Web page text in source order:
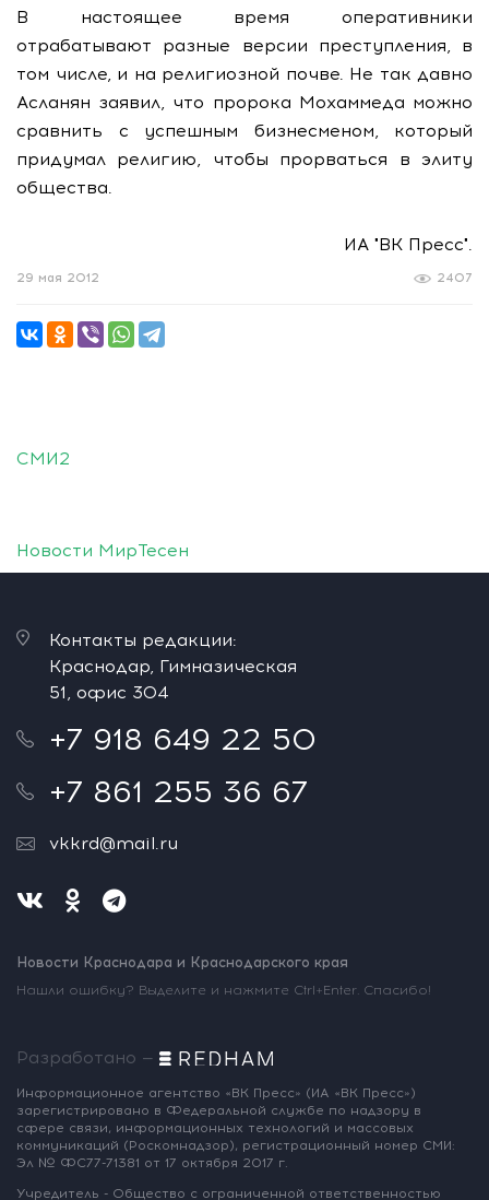
В настоящее время оперативники
отрабатывают разные версии преступления, в
том числе, и на религиозной почве. Не так давно
Асланян заявил, что пророка Мохаммеда можно
сравнить с успешным бизнесменом, который
придумал религию, чтобы прорваться в элиту
общества.
ИА "ВК Пресс".
2407
29 мая 2012
СМИ2
Новости МирТесен
Контакты редакции:
Краснодар, Гимназическая
51, офис 304
+7 918 649 22 50
+7 861 255 36 67
vkkrd@mail.ru
Новости Краснодара и Краснодарского края
Нашли ошибку? Выделите и нажмите Ctrl+Enter. Спасибо!
Разработано —
Информационное агентство «ВК Пресс» (ИА «ВК Пресс»)
зарегистрировано в Федеральной службе по надзору в
сфере связи, информационных технологий и массовых
коммуникаций (Роскомнадзор), регистрационный номер СМИ:
Эл № ФС77-71381 от 17 октября 2017 г.
Учредитель - Общество с ограниченной ответственностью